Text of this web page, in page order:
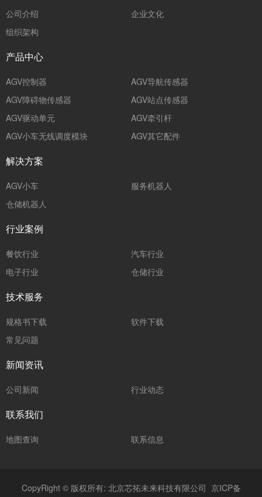
公司介绍
企业文化
组织架构
产品中心
AGV控制器
AGV导航传感器
AGV障碍物传感器
AGV站点传感器
AGV驱动单元
AGV牵引杆
AGV小车无线调度模块
AGV其它配件
解决方案
AGV小车
服务机器人
仓储机器人
行业案例
餐饮行业
汽车行业
电子行业
仓储行业
技术服务
规格书下载
软件下载
常见问题
新闻资讯
公司新闻 行业动态
联系我们
地图查询 联系信息
CopyRight © 版权所有: 北京芯拓未来科技有限公司 京ICP备